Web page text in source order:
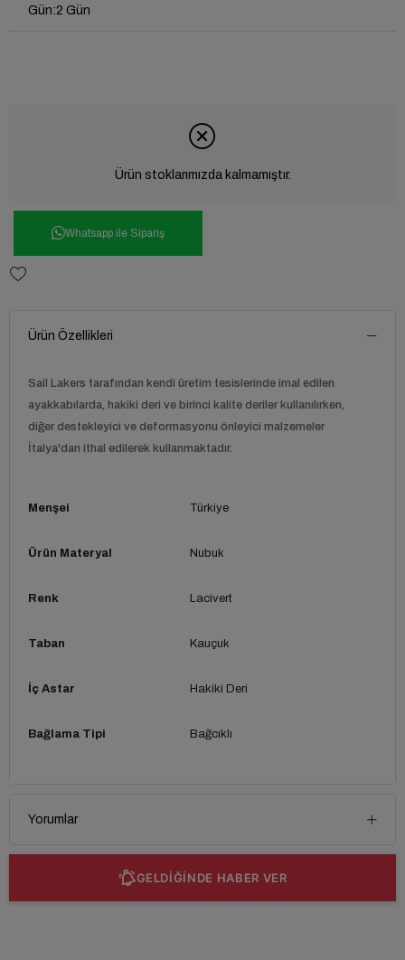
Gün:2 Gün
Ürün stoklarımızda kalmamıştır.
Whatsapp ile Sipariş
Ürün Özellikleri
Sail Lakers tarafından kendi üretim tesislerinde imal edilen
ayakkabılarda, hakiki deri ve birinci kalite deriler kullanılırken,
diğer destekleyici ve deformasyonu önleyici malzemeler
İtalya'dan ithal edilerek kullanmaktadır.
Menşei Türkiye
Ürün Materyal Nubuk
Renk Lacivert
Taban Kauçuk
İç Astar Hakiki Deri
Bağlama Tipi Bağcıklı
Yorumlar
GELDİĞİNDE HABER VER